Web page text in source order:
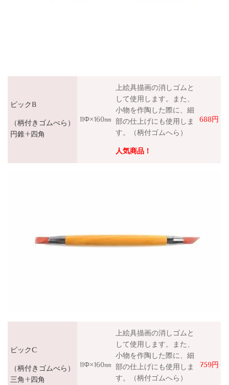
ピックB
（柄付きゴムべら）
円錐+四角
11Φ×160㎜
上絵具描画の消しゴムと
して使用します。また、
小物を作陶した際に、細
部の仕上げにも使用しま
す。（柄付ゴムへら）
人気商品！
688円
ピックC
（柄付きゴムべら）
三角+四角
11Φ×160㎜
上絵具描画の消しゴムと
して使用します。また、
小物を作陶した際に、細
部の仕上げにも使用しま
す。（柄付ゴムへら）
759円